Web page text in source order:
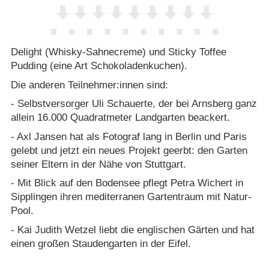
Delight (Whisky-Sahnecreme) und Sticky Toffee
Pudding (eine Art Schokoladenkuchen).
Die anderen Teilnehmer:innen sind:
- Selbstversorger Uli Schauerte, der bei Arnsberg ganz
allein 16.000 Quadratmeter Landgarten beackert.
- Axl Jansen hat als Fotograf lang in Berlin und Paris
gelebt und jetzt ein neues Projekt geerbt: den Garten
seiner Eltern in der Nähe von Stuttgart.
- Mit Blick auf den Bodensee pflegt Petra Wichert in
Sipplingen ihren mediterranen Gartentraum mit Natur-
Pool.
- Kai Judith Wetzel liebt die englischen Gärten und hat
einen großen Staudengarten in der Eifel.